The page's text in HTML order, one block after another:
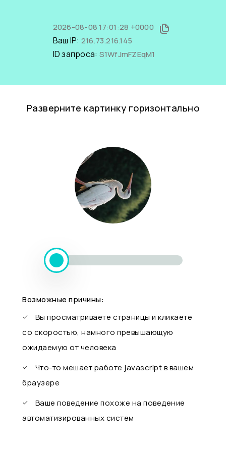
2026-08-08 17:01:28 +0000
Ваш IP: 216.73.216.145
ID запроса: S1WfJmFZEqM1
Разверните картинку горизонтально
Возможные причины:
Вы просматриваете страницы и кликаете
со скоростью, намного превышающую
ожидаемую от человека
Что-то мешает работе javascript в вашем
браузере
Ваше поведение похоже на поведение
автоматизированных систем